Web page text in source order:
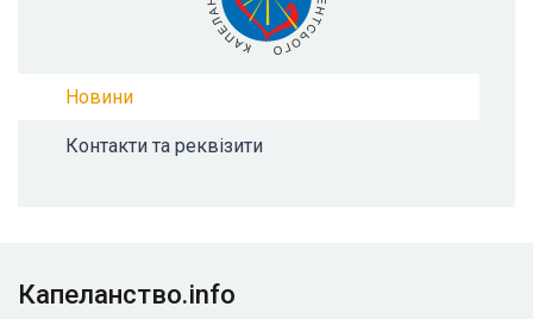
Новини
Контакти та реквізити
Капеланство.info